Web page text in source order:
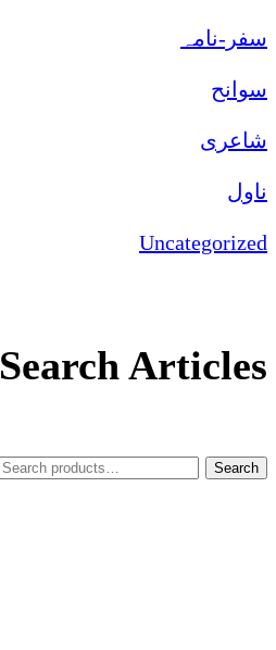
سفر-نامہ
سوانح
شاعری
ناول
Uncategorized
Search Articles
Search